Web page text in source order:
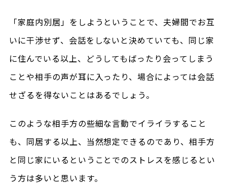
「家庭内別居」をしようということで、夫婦間でお互
いに干渉せず、会話をしないと決めていても、同じ家
に住んでいる以上、どうしてもばったり会ってしまう
ことや相手の声が耳に入ったり、場合によっては会話
せざるを得ないことはあるでしょう。
このような相手方の些細な言動でイライラすること
も、同居する以上、当然想定できるのであり、相手方
と同じ家にいるということでのストレスを感じるとい
う方は多いと思います。